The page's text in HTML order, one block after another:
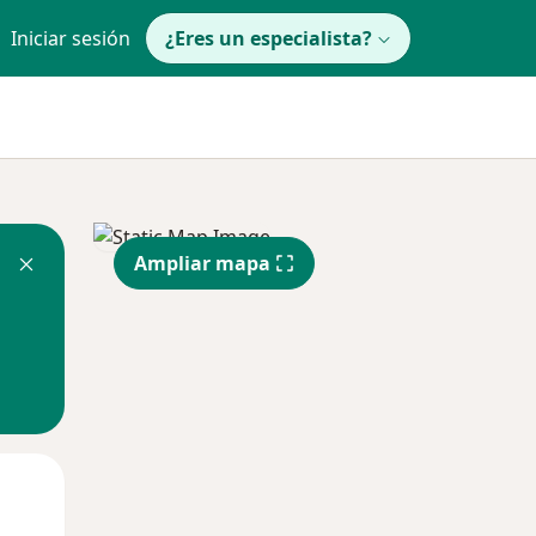
Iniciar sesión ¿Eres un especialista?
Ampliar mapa